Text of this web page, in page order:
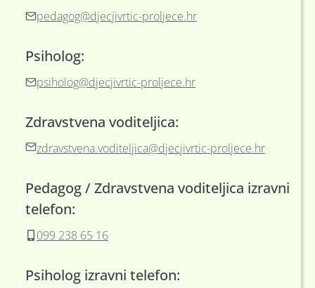
pedagog@djecjivrtic-proljece.hr
Psiholog:
psiholog@djecjivrtic-proljece.hr
Zdravstvena voditeljica:
zdravstvena.voditeljica@djecjivrtic-proljece.hr
Pedagog / Zdravstvena voditeljica izravni
telefon:
099 238 65 16
Psiholog izravni telefon: